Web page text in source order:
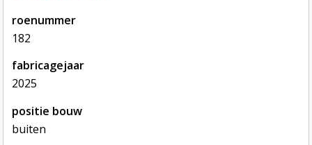
roenummer
182
fabricagejaar
2025
positie bouw
buiten